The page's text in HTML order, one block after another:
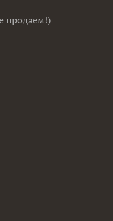
продаем!)